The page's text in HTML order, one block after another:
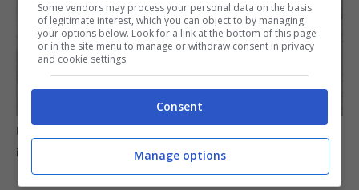
L’aspirapolvere: utile, ma non sempre da usare ogni giorno –
informazioneoggi.it
Some vendors may process your personal data on the basis
of legitimate interest, which you can object to by managing
your options below. Look for a link at the bottom of this page
or in the site menu to manage or withdraw consent in privacy
and cookie settings.
Consent
Manage options